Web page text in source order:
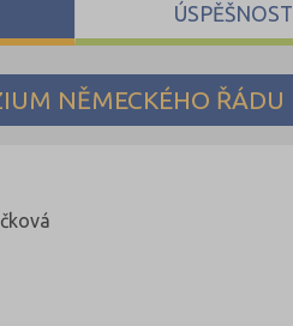
NĚMECKÉHO ŘÁDU
ÚSPĚŠNOST